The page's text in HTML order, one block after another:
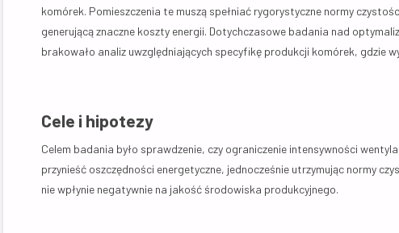
komórek. Pomieszczenia te muszą spełniać rygorystyczne normy
generującą znaczne koszty energii. Dotychczasowe badania nad
brakowało analiz uwzględniających specyfikę produkcji komórek, gdzie
Cele i hipotezy
Celem badania było sprawdzenie, czy ograniczenie intensywności
przynieść oszczędności energetyczne, jednocześnie utrzymując normy
nie wpłynie negatywnie na jakość środowiska produkcyjnego.